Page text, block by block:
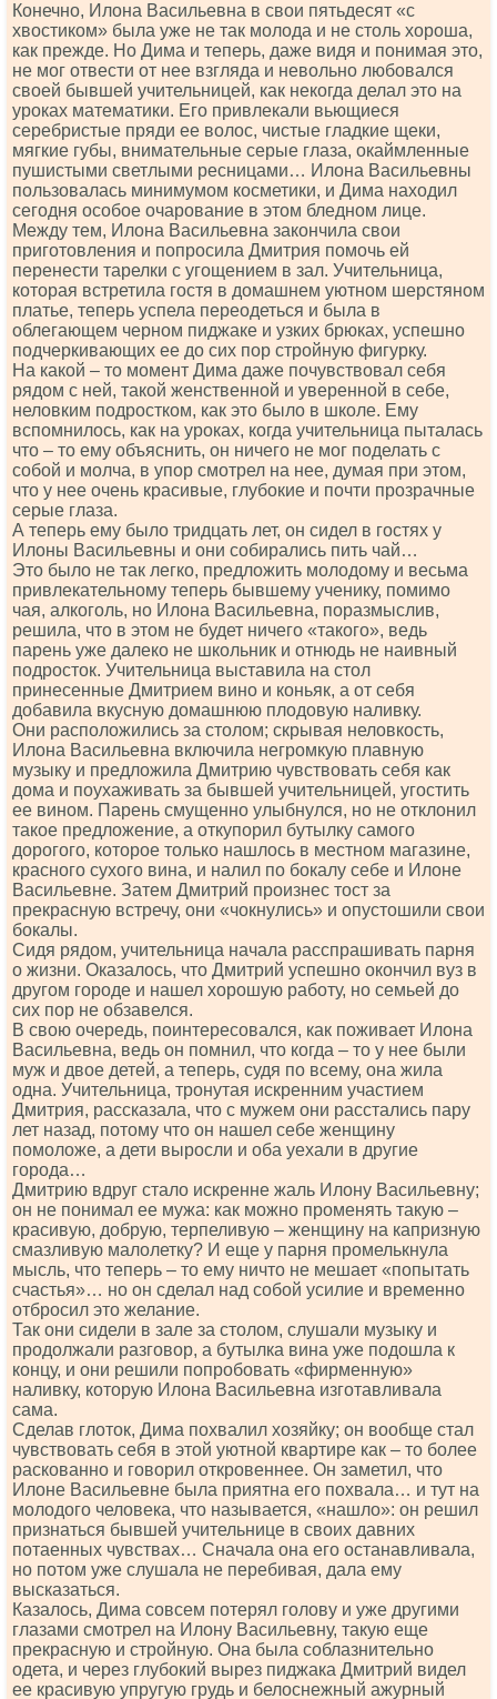
Конечно, Илона Васильевна в свои пятьдесят «с
хвостиком» была уже не так молода и не столь хороша,
как прежде. Но Дима и теперь, даже видя и понимая это,
не мог отвести от нее взгляда и невольно любовался
своей бывшей yчительницей, как некогда делал это на
уроках математики. Его привлекали вьющиеся
серебристые пряди ее волос, чистые гладкие щеки,
мягкие губы, внимательные серые глаза, окаймленные
пушистыми светлыми ресницами… Илона Васильевны
пользовалась минимумом косметики, и Дима находил
сегодня особое очарование в этом бледном лице.
Между тем, Илона Васильевна закончила свои
приготовления и попросила Дмитрия помочь ей
перенести тарелки с угощением в зал. Учительница,
которая встретила гостя в домашнем уютном шерстяном
платье, теперь успела переодеться и была в
облегающем черном пиджаке и узких брюках, успешно
подчеркивающих ее до сих пор стройную фигурку.
На какой – то момент Дима даже почувствовал себя
рядом с ней, такой женственной и уверенной в себе,
неловким подростком, как это было в школе. Ему
вспомнилось, как на уроках, когда yчительница пыталась
что – то ему объяснить, он ничего не мог поделать с
собой и молча, в упор смотрел на нее, думая при этом,
что у нее очень красивые, глубокие и почти прозрачные
серые глаза.
А теперь ему было тридцать лет, он сидел в гостях у
Илоны Васильевны и они собирались пить чай…
Это было не так легко, предложить молодому и весьма
привлекательному теперь бывшему ученику, помимо
чая, алкоголь, но Илона Васильевна, поразмыслив,
решила, что в этом не будет ничего «такого», ведь
парень уже далеко не школьник и отнюдь не наивный
подросток. Учительница выставила на стол
принесенные Дмитрием вино и коньяк, а от себя
добавила вкусную домашнюю плодовую наливку.
Они расположились за столом; скрывая неловкость,
Илона Васильевна включила негромкую плавную
музыку и предложила Дмитрию чувствовать себя как
дома и поухаживать за бывшей yчительницей, угостить
ее вином. Парень смущенно улыбнулся, но не отклонил
такое предложение, а откупорил бутылку самого
дорогого, которое только нашлось в местном магазине,
красного сухого вина, и налил по бокалу себе и Илоне
Васильевне. Затем Дмитрий произнес тост за
прекрасную встречу, они «чокнулись» и опустошили свои
бокалы.
Сидя рядом, yчительница начала расспрашивать парня
о жизни. Оказалось, что Дмитрий успешно окончил вуз в
другом городе и нашел хорошую работу, но семьей до
сих пор не обзавелся.
В свою очередь, поинтересовался, как поживает Илона
Васильевна, ведь он помнил, что когда – то у нее были
муж и двое детей, а теперь, судя по всему, она жила
одна. Учительница, тронутая искренним участием
Дмитрия, рассказала, что с мужем они расстались пару
лет назад, потому что он нашел себе женщину
помоложе, а дети выросли и оба уехали в другие
города…
Дмитрию вдруг стало искренне жаль Илону Васильевну;
он не понимал ее мужа: как можно променять такую –
красивую, добрую, терпеливую – женщину на капризную
смазливую малолетку? И еще у парня промелькнула
мысль, что теперь – то ему ничто не мешает «попытать
счастья»… но он сделал над собой усилие и временно
отбросил это желание.
Так они сидели в зале за столом, слушали музыку и
продолжали разговор, а бутылка вина уже подошла к
концу, и они решили попробовать «фирменную»
наливку, которую Илона Васильевна изготавливала
сама.
Сделав глоток, Дима похвалил хозяйку; он вообще стал
чувствовать себя в этой уютной квартире как – то более
раскованно и говорил откровеннее. Он заметил, что
Илоне Васильевне была приятна его похвала… и тут на
молодого человека, что называется, «нашло»: он решил
признаться бывшей yчительнице в своих давних
потаенных чувствах… Сначала она его останавливала,
но потом уже слушала не перебивая, дала ему
высказаться.
Казалось, Дима совсем потерял голову и уже другими
глазами смотрел на Илону Васильевну, такую еще
прекрасную и стройную. Она была соблазнительно
одета, и через глубокий вырез пиджака Дмитрий видел
ее красивую упругую грудь и белоснежный ажурный